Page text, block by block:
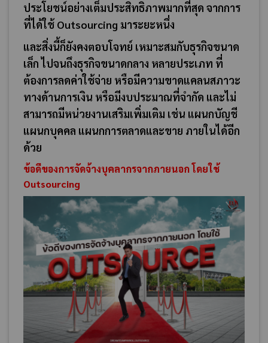
ประโยชน์อย่างเต็มประสิทธิภาพมากที่สุด จากการ
ที่ได้ใช้ Outsourcing มาระยะหนึ่ง
และสิ่งนี้ก็ยังคงตอบโจทย์ เหมาะสมกับธุรกิจขนาด
เล็ก ไปจนถึงธุรกิจขนาดกลาง หลายประเภท ที่
ต้องการลดค่าใช้จ่าย หรือมีความขาดแคลนสภาวะ
ทางด้านการเงิน หรือมีงบประมาณที่จำกัด และไม่
สามารถมีหน่วยงานเสริมเพิ่มเติม เช่น แผนกบัญชี
แผนกบุคคล แผนกการตลาดและขาย ภายในได้อีก
ด้วย
ข้อดีของการจัดจ้างบุคลากรจากภายนอก โดยใช้
Outsourcing